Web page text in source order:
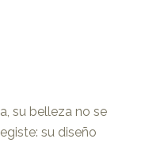
su belleza no se
su diseño